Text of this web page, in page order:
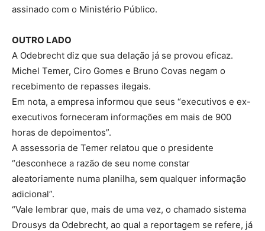
assinado com o Ministério Público.
OUTRO LADO
A Odebrecht diz que sua delação já se provou eficaz.
Michel Temer, Ciro Gomes e Bruno Covas negam o
recebimento de repasses ilegais.
Em nota, a empresa informou que seus “executivos e ex-
executivos forneceram informações em mais de 900
horas de depoimentos”.
A assessoria de Temer relatou que o presidente
“desconhece a razão de seu nome constar
aleatoriamente numa planilha, sem qualquer informação
adicional”.
“Vale lembrar que, mais de uma vez, o chamado sistema
Drousys da Odebrecht, ao qual a reportagem se refere, já